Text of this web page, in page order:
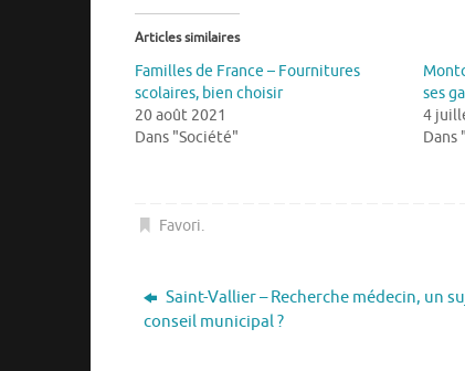
Articles similaires
Familles de France – Fournitures
scolaires, bien choisir
20 août 2021
Dans "Société"
ses
4
Dans
Favori.
Saint-Vallier – Recherche médecin, un
conseil municipal ?